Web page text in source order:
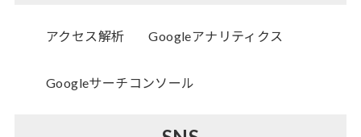
アクセス解析 Googleアナリティクス
Googleサーチコンソール